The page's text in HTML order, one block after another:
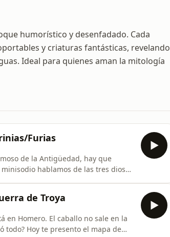
humorístico y desenfadado. Cada
y criaturas fantásticas, revelando
Ideal para quienes aman la mitología
Furias
de la Antigüedad, hay que
de Troya
en Homero. El caballo no sale en la
mapa de